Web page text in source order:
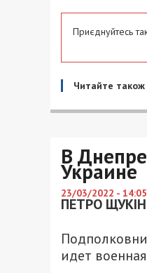
Приєднуйтесь
Читайте також
В
Украине
23/03/2022 - 14:05
ПЕТРО
идет